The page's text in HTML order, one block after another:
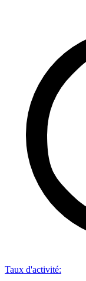
Taux d'activité: